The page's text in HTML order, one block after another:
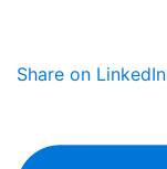
Share on LinkedIn